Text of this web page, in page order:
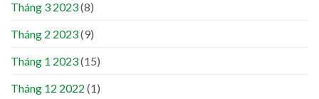
Tháng 3 2023(8)
Tháng 2 2023(9)
Tháng 1 2023(15)
Tháng 12 2022 (1)